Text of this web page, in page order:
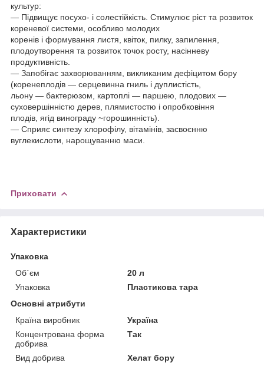
культур:
— Підвищує посухо- і солестійкість. Стимулює ріст та розвиток
кореневої системи, особливо молодих
коренів і формування листя, квіток, пилку, запилення,
плодоутворення та розвиток точок росту, насінневу
продуктивність.
— Запобігає захворюванням, викликаним дефіцитом бору
(коренеплодів — серцевинна гниль і дуплистість,
льону — бактерюзом, картоплі — паршею, плодових —
суховершінністю дерев, плямистостю і опробковіння
плодів, ягід винограду ~горошинність).
— Сприяє синтезу хлорофілу, вітамінів, засвоєнню
вуглекислоти, нарощуванню маси.
Приховати
Характеристики
Упаковка
Об`єм
20 л
Упаковка
Пластикова тара
Основні атрибути
Країна виробник
Україна
Концентрована форма
добрива
Так
Вид добрива
Хелат бору